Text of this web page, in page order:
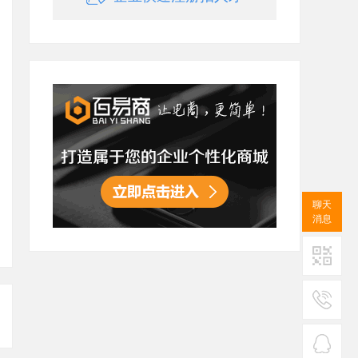
聊天
消息
二维码
热线